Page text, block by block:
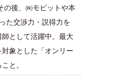
の後、㈱モビットや本
た交渉力・説得力を
として活躍中。最大
象とした「オンリー
と。